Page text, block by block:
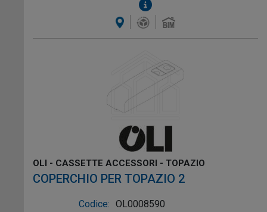
OLI - CASSETTE ACCESSORI - TOPAZIO
COPERCHIO PER TOPAZIO 2
Codice: OL0008590